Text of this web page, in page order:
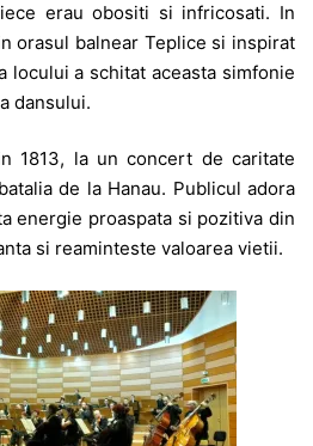
erau obositi si infricosati. In
orasul balnear Teplice si inspirat
locului a schitat aceasta simfonie
dansului.
1813, la un concert de caritate
de la Hanau. Publicul adora
energie proaspata si pozitiva din
si reaminteste valoarea vietii.